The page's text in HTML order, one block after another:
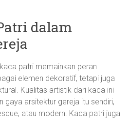
dalam
patri memainkan peran
elemen dekoratif, tetapi juga
Kualitas artistik dari kaca ini
gaya arsitektur gereja itu sendiri,
atau modern. Kaca patri juga